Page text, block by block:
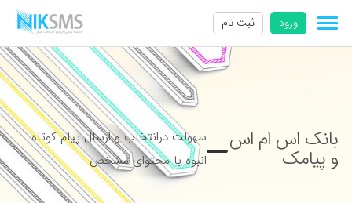
ورود ثبت نام
بانک اس ام اس
و پیامک
سهولت درانتخاب و ارسال پیام کوتاه
انبوه با محتوای مشخص